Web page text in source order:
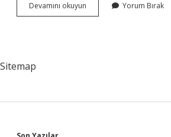
Devamını okuyun
Erkek
Yorum Bırak
Sitemap